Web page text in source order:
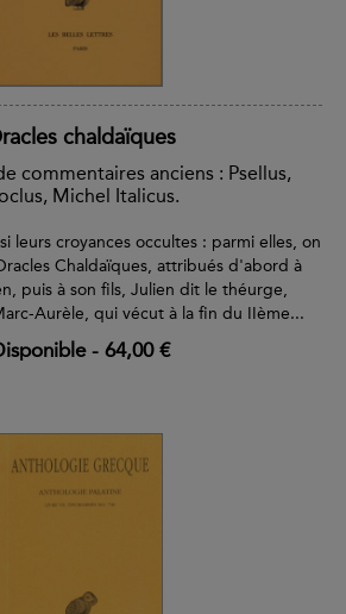
chaldaïques
commentaires anciens : Psellus,
Michel Italicus.
leurs croyances occultes : parmi elles, on
Chaldaïques, attribués d'abord à
puis à son fils, Julien dit le théurge,
Aurèle, qui vécut à la fin du IIème...
- 64,00 €